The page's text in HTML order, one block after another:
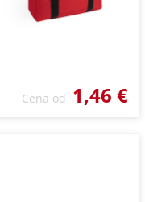
Cena od 1,46 €